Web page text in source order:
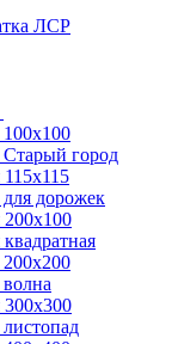
ЛСР
100x100
Старый город
дорожек
200х100
300х300